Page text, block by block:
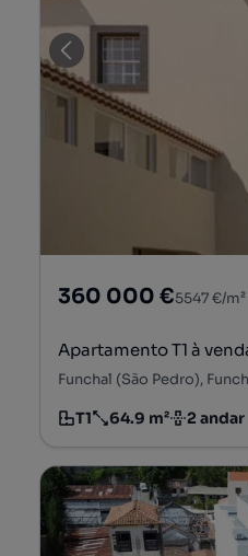
360 000 €5547 €/m²
Apartamento T1 à
Funchal (São Pedro),
Tipologia
T1
Preço por metro
64.9 m²
Andar 2 andar